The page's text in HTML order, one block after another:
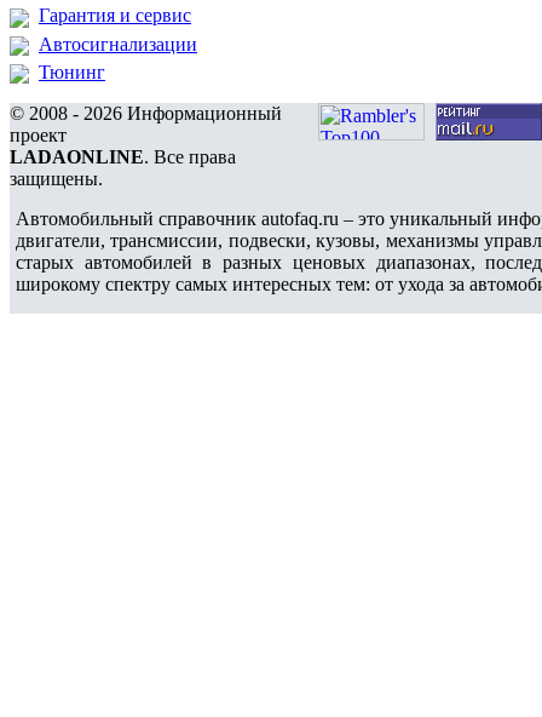
Гарантия и сервис
Автосигнализации
Тюнинг
© 2008 - 2026 Информационный
проект
LADAONLINE. Все права
защищены.
Автомобильный справочник autofaq.ru – это уникальный
двигатели, трансмиссии, подвески, кузовы, механизмы
старых автомобилей в разных ценовых диапазонах,
широкому спектру самых интересных тем: от ухода за